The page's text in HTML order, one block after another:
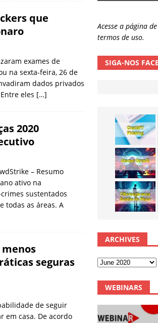
que
exames de
na sexta-feira, 26 de
dados privados
eles […]
2020
– Resumo
ativo na
sustentados
todas as áreas. A
seguras
de seguir
em casa. De acordo
Acesse a página de
termos de uso.
SIGA-NOS
ARCHIVES
WEBINARS